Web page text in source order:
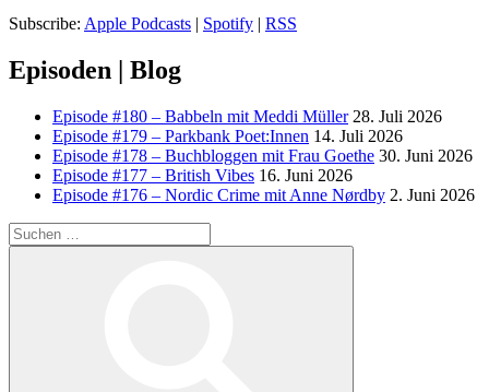
Subscribe: Apple Podcasts | Spotify | RSS
Episoden | Blog
Episode #180 – Babbeln mit Meddi Müller 28. Juli 2026
Episode #179 – Parkbank Poet:Innen 14. Juli 2026
Episode #178 – Buchbloggen mit Frau Goethe 30. Juni 2026
Episode #177 – British Vibes 16. Juni 2026
Episode #176 – Nordic Crime mit Anne Nørdby 2. Juni 2026
Suchen
nach: